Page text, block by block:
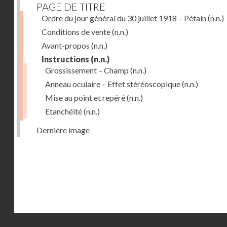
PAGE DE TITRE
Ordre du jour général du 30 juillet 1918 – Pétain(n.n.)
Conditions de vente(n.n.)
Avant-propos (n.n.)
Instructions (n.n.)
Grossissement – Champ (n.n.)
Anneau oculaire – Effet stéréoscopique(n.n.)
Mise au point et repéré(n.n.)
Etanchéité(n.n.)
Dernière image